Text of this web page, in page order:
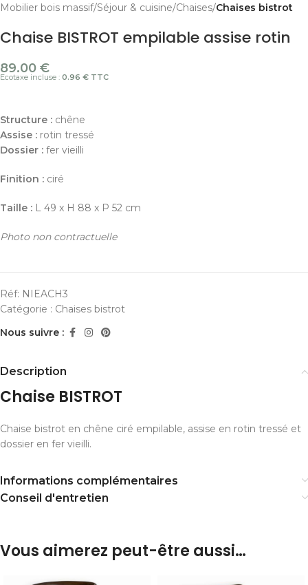
Mobilier bois massif Séjour & cuisine Chaises Chaises bistrot
Chaise BISTROT empilable assise rotin
89.00 €
Ecotaxe incluse : 0.96 € TTC
Structure : chêne
Assise : rotin tressé
Dossier : fer vieilli
Finition : ciré
Taille : L 49 x H 88 x P 52 cm
Photo non contractuelle
Réf: NIEACH3
Catégorie : Chaises bistrot
Nous suivre :
Description
Chaise BISTROT
Chaise bistrot en chêne ciré empilable, assise en rotin tressé et
dossier en fer vieilli.
Informations complémentaires
Conseil d'entretien
Vous aimerez peut-être aussi…